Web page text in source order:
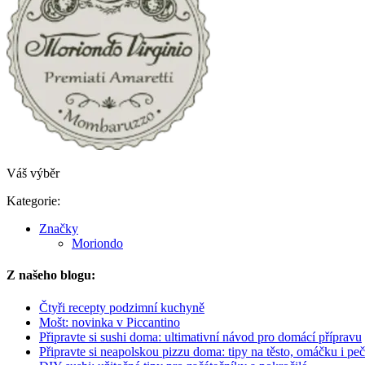
Váš výběr
Kategorie:
Značky
Moriondo
Z našeho blogu:
Čtyři recepty podzimní kuchyně
Mošt: novinka v Piccantino
Připravte si sushi doma: ultimativní návod pro domácí přípravu
Připravte si neapolskou pizzu doma: tipy na těsto, omáčku i